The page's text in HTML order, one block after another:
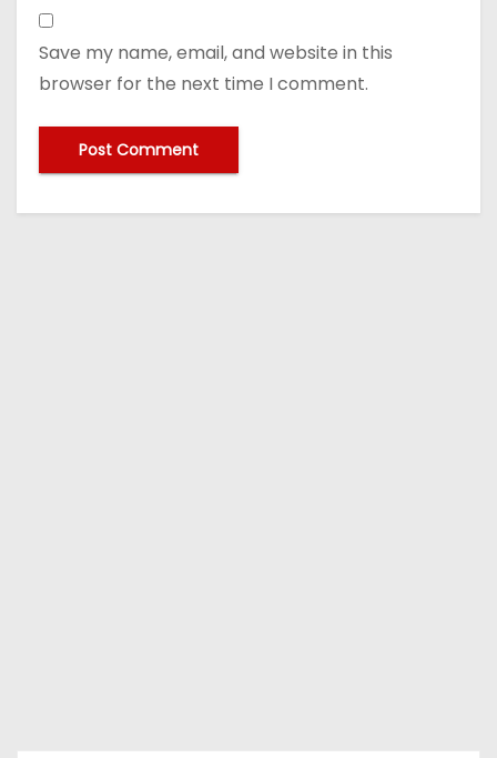
Save my name, email, and website in this
browser for the next time I comment.